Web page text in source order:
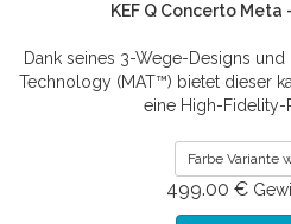
KEF Q Concerto
Dank seines 3-Wege-Designs
Technology (MAT™) bietet dieser
eine High-Fidelity-
Farbe Variante
499.00 €